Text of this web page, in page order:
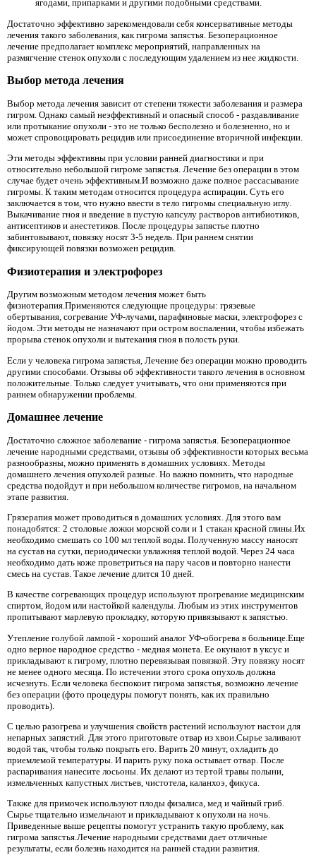
ягодами, припарками и другими подобными средствами.
Достаточно эффективно зарекомендовали себя консервативные методы
лечения такого заболевания, как гигрома запястья. Безоперационное
лечение предполагает комплекс мероприятий, направленных на
размягчение стенок опухоли с последующим удалением из нее жидкости.
Выбор метода лечения
Выбор метода лечения зависит от степени тяжести заболевания и размера
гигром. Однако самый неэффективный и опасный способ - раздавливание
или протыкание опухоли - это не только бесполезно и болезненно, но и
может спровоцировать рецидив или присоединение вторичной инфекции.
Эти методы эффективны при условии ранней диагностики и при
относительно небольшой гигроме запястья. Лечение без операции в этом
случае будет очень эффективным.И возможно даже полное рассасывание
гигромы. К таким методам относится процедура аспирации. Суть его
заключается в том, что нужно ввести в тело гигромы специальную иглу.
Выкачивание гноя и введение в пустую капсулу растворов антибиотиков,
антисептиков и анестетиков. После процедуры запястье плотно
забинтовывают, повязку носят 3-5 недель. При раннем снятии
фиксирующей повязки возможен рецидив.
Физиотерапия и электрофорез
Другим возможным методом лечения может быть
физиотерапия.Применяются следующие процедуры: грязевые
обертывания, согревание УФ-лучами, парафиновые маски, электрофорез с
йодом. Эти методы не назначают при остром воспалении, чтобы избежать
прорыва стенок опухоли и вытекания гноя в полость руки.
Если у человека гигрома запястья, Лечение без операции можно проводить
другими способами. Отзывы об эффективности такого лечения в основном
положительные. Только следует учитывать, что они применяются при
раннем обнаружении проблемы.
Домашнее лечение
Достаточно сложное заболевание - гигрома запястья. Безоперационное
лечение народными средствами, отзывы об эффективности которых весьма
разнообразны, можно применять в домашних условиях. Методы
домашнего лечения опухолей разные. Но важно помнить, что народные
средства подойдут и при небольшом количестве гигромов, на начальном
этапе развития.
Грязерапия может проводиться в домашних условиях. Для этого вам
понадобятся: 2 столовые ложки морской соли и 1 стакан красной глины.Их
необходимо смешать со 100 мл теплой воды. Полученную массу наносят
на сустав на сутки, периодически увлажняя теплой водой. Через 24 часа
необходимо дать коже проветриться на пару часов и повторно нанести
смесь на сустав. Такое лечение длится 10 дней.
В качестве согревающих процедур используют прогревание медицинским
спиртом, йодом или настойкой календулы. Любым из этих инструментов
пропитывают марлевую прокладку, которую привязывают к запястью.
Утепление голубой лампой - хороший аналог УФ-обогрева в больнице.Еще
одно верное народное средство - медная монета. Ее окунают в уксус и
прикладывают к гигрому, плотно перевязывая повязкой. Эту повязку носят
не менее одного месяца. По истечении этого срока опухоль должна
исчезнуть. Если человека беспокоит гигрома запястья, возможно лечение
без операции (фото процедуры помогут понять, как их правильно
проводить).
С целью разогрева и улучшения свойств растений используют настои для
непарных запястий. Для этого приготовьте отвар из хвои.Сырье заливают
водой так, чтобы только покрыть его. Варить 20 минут, охладить до
приемлемой температуры. И парить руку пока остывает отвар. После
распаривания нанесите лосьоны. Их делают из тертой травы полыни,
измельченных капустных листьев, чистотела, каланхоэ, фикуса.
Также для примочек используют плоды физалиса, мед и чайный гриб.
Сырье тщательно измельчают и прикладывают к опухоли на ночь.
Приведенные выше рецепты помогут устранить такую ​​проблему, как
гигрома запястья.Лечение народными средствами дает отличные
результаты, если болезнь находится на ранней стадии развития.